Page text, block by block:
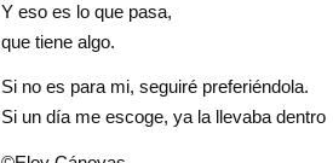
Y eso es lo que pasa,
que tiene algo.
Si no es para mi, seguiré preferiéndola.
Si un día me escoge, ya la llevaba dentro